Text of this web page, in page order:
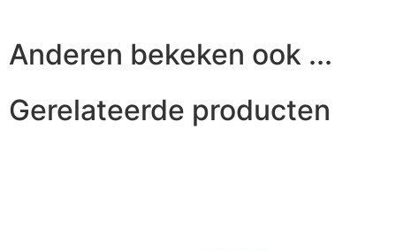
Anderen bekeken ook ...
Gerelateerde producten